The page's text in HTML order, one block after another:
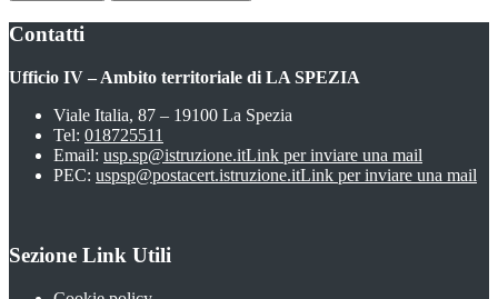
Contatti
Ufficio IV – Ambito territoriale di LA SPEZIA
Viale Italia, 87 – 19100 La Spezia
Tel: 018725511
Email: usp.sp@istruzione.itLink per inviare una mail
PEC: uspsp@postacert.istruzione.itLink per inviare una mail
Sezione Link Utili